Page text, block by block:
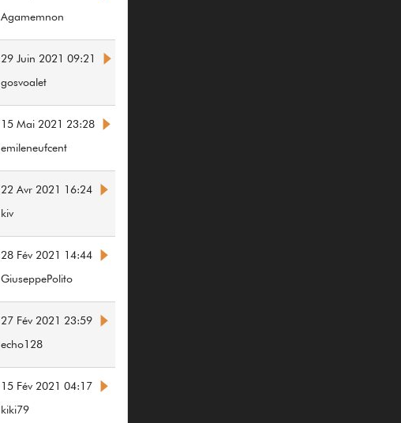
Agamemnon
29 Juin 2021 09:21
gosvoalet
15 Mai 2021 23:28
emileneufcent
22 Avr 2021 16:24
kiv
28 Fév 2021 14:44
GiuseppePolito
27 Fév 2021 23:59
echo128
15 Fév 2021 04:17
kiki79